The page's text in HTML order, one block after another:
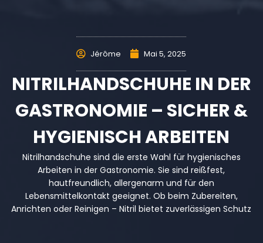
Jérôme Mai 5, 2025
NITRILHANDSCHUHE IN DER
GASTRONOMIE – SICHER &
HYGIENISCH ARBEITEN
Nitrilhandschuhe sind die erste Wahl für hygienisches
Arbeiten in der Gastronomie. Sie sind reißfest,
hautfreundlich, allergenarm und für den
Lebensmittelkontakt geeignet. Ob beim Zubereiten,
Anrichten oder Reinigen – Nitril bietet zuverlässigen Schutz